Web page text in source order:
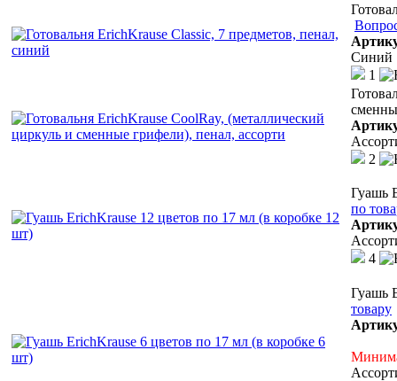
Синий
1
2
Гуашь
по
4
Гуашь
товару